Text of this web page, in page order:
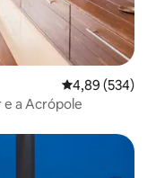
Classificação
4,89 (534)
a Acrópole